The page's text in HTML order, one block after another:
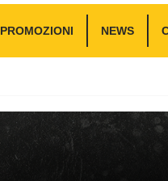
PROMOZIONI NEWS